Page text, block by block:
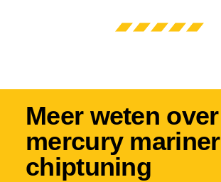
Meer weten over
mercury mariner
chiptuning